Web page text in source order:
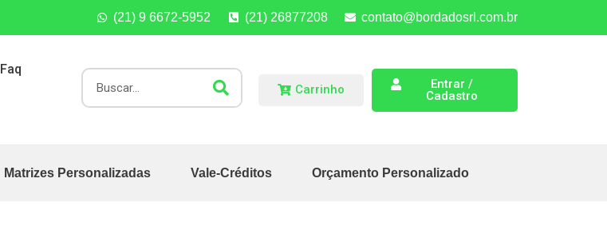
(21) 9 6672-5952 (21) 26877208 contato@bordadosrl.com.br
Faq
Carrinho
Entrar /
Cadastro
Matrizes Personalizadas Vale-Créditos Orçamento Personalizado